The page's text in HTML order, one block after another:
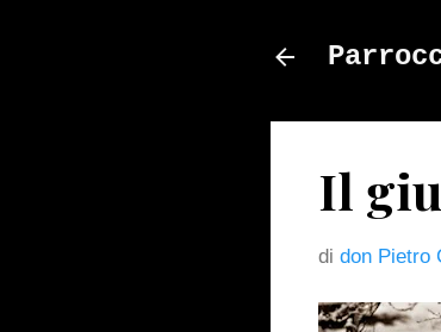
Il
di don Pietro